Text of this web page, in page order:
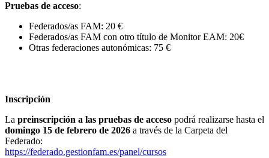
Pruebas de acceso:
Federados/as FAM: 20 €
Federados/as FAM con otro título de Monitor EAM: 20€
Otras federaciones autonómicas: 75 €
Inscripción
La preinscripción a las pruebas de acceso podrá realizarse hasta el
domingo 15 de febrero de 2026 a través de la Carpeta del
Federado:
https://federado.gestionfam.es/panel/cursos